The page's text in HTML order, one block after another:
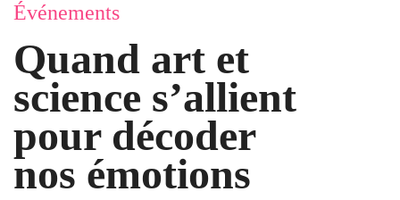
Événements
Quand art et
science s’allient
pour décoder
nos émotions